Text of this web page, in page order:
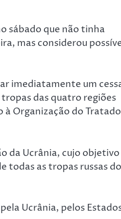
sábado que não tinha
mas considerou
imediatamente um
das quatro regiões
à Organização do Tratado
da Ucrânia, cujo objetivo
todas as tropas russas do
Ucrânia, pelos